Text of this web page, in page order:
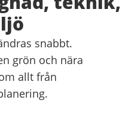
snabbt.
grön och nära
allt från